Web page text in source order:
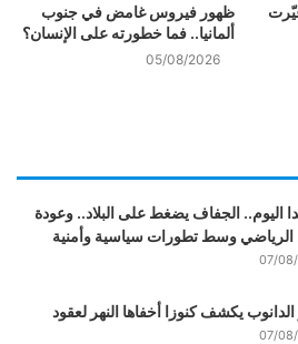
كيف غيّرت
ظهور فيروس غامض في جنوب
ألمانيا.. فما خطورته على الإنسان؟
05/08/2026
اليوم.. الجفاف يضغط على البلاد.. وعودة
الرياضي وسط تطورات سياسية وأمنية
07/
يكشف كنوزا أخفاها النهر لعقود
07/